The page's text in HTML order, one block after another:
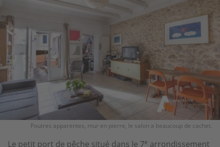
Poutres apparentes, mur en pierre, le salon a beaucoup de cachet.
Le petit port de pêche situé dans le 7e arrondissement